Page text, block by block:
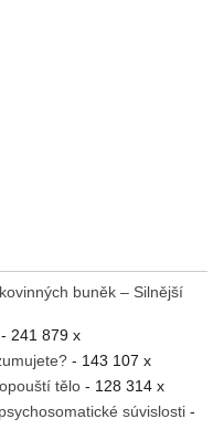
buněk – Silnější
- 241 879 x
- 143 107 x
tělo - 128 314 x
súvislosti -